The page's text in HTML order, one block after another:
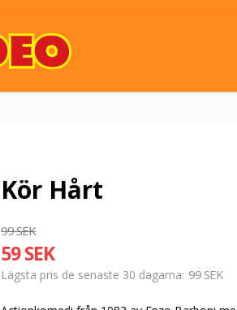
Kör Hårt
99 SEK
59 SEK
Lägsta pris de senaste 30 dagarna 99 SEK